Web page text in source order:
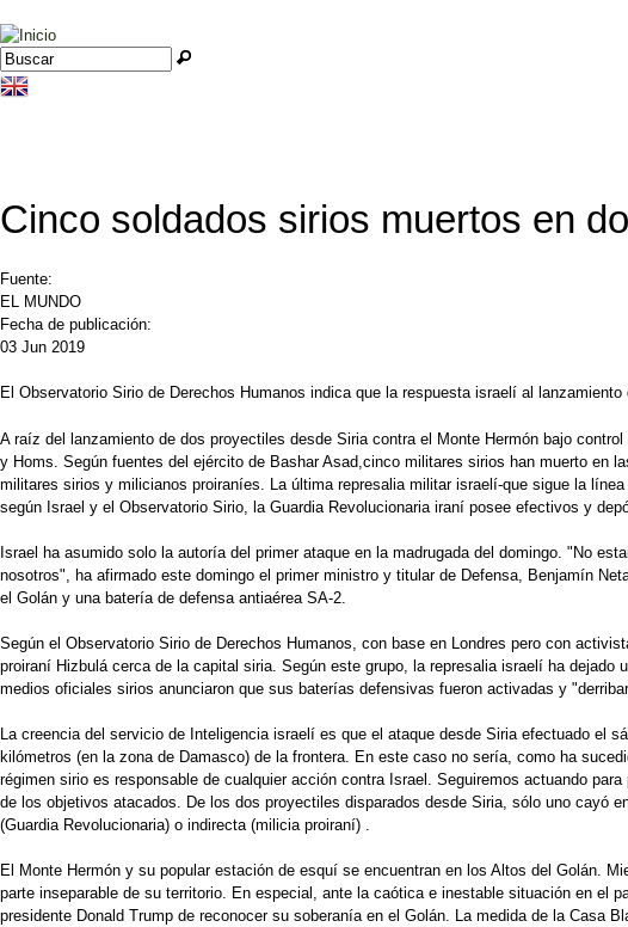
Jump to navigation
Formulario de búsqueda
Buscar
Cinco soldados sirios muertos en
Fuente:
EL MUNDO
Fecha de publicación:
03 Jun 2019
El Observatorio Sirio de Derechos Humanos indica que la respuesta israelí al
A raíz del lanzamiento de dos proyectiles desde Siria contra el Monte Hermón bajo
y Homs. Según fuentes del ejército de Bashar Asad,cinco militares sirios han muerto en
militares sirios y milicianos proiraníes. La última represalia militar israelí-que sigue la
según Israel y el Observatorio Sirio, la Guardia Revolucionaria iraní posee efectivos y
Israel ha asumido solo la autoría del primer ataque en la madrugada del domingo. "No
nosotros", ha afirmado este domingo el primer ministro y titular de Defensa, Benjamín
el Golán y una batería de defensa antiaérea SA-2.
Según el Observatorio Sirio de Derechos Humanos, con base en Londres pero con
proiraní Hizbulá cerca de la capital siria. Según este grupo, la represalia israelí ha
medios oficiales sirios anunciaron que sus baterías defensivas fueron activadas y
La creencia del servicio de Inteligencia israelí es que el ataque desde Siria efectuado el
kilómetros (en la zona de Damasco) de la frontera. En este caso no sería, como ha
régimen sirio es responsable de cualquier acción contra Israel. Seguiremos actuando
de los objetivos atacados. De los dos proyectiles disparados desde Siria, sólo uno cayó
(Guardia Revolucionaria) o indirecta (milicia proiraní) .
El Monte Hermón y su popular estación de esquí se encuentran en los Altos del Golán.
parte inseparable de su territorio. En especial, ante la caótica e inestable situación en
presidente Donald Trump de reconocer su soberanía en el Golán. La medida de la Casa